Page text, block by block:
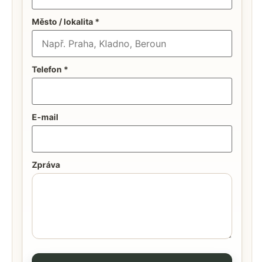
Město / lokalita *
Telefon *
E-mail
Zpráva